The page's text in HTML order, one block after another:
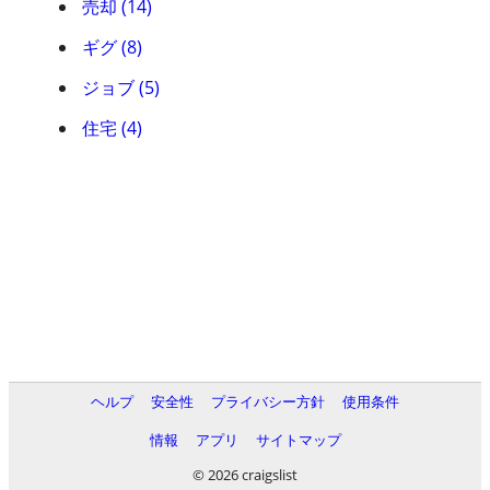
売却 (14)
ギグ (8)
ジョブ (5)
住宅 (4)
ヘルプ 安全性 プライバシー方針
使用条件
情報
アプリ
サイトマップ
© 2026 craigslist